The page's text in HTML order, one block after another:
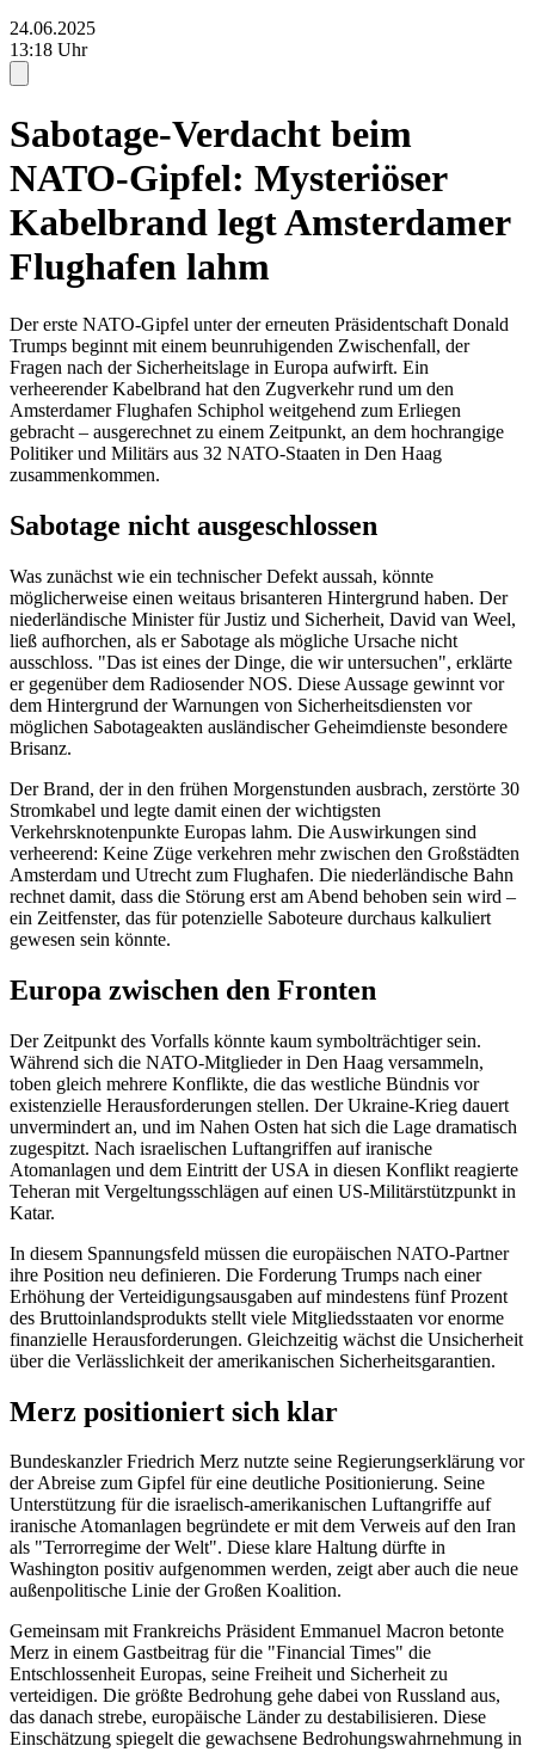
24.06.2025
13:18 Uhr
Sabotage-Verdacht beim
NATO-Gipfel: Mysteriöser
Kabelbrand legt Amsterdamer
Flughafen lahm
Der erste NATO-Gipfel unter der erneuten Präsidentschaft Donald
Trumps beginnt mit einem beunruhigenden Zwischenfall, der
Fragen nach der Sicherheitslage in Europa aufwirft. Ein
verheerender Kabelbrand hat den Zugverkehr rund um den
Amsterdamer Flughafen Schiphol weitgehend zum Erliegen
gebracht – ausgerechnet zu einem Zeitpunkt, an dem hochrangige
Politiker und Militärs aus 32 NATO-Staaten in Den Haag
zusammenkommen.
Sabotage nicht ausgeschlossen
Was zunächst wie ein technischer Defekt aussah, könnte
möglicherweise einen weitaus brisanteren Hintergrund haben. Der
niederländische Minister für Justiz und Sicherheit, David van Weel,
ließ aufhorchen, als er Sabotage als mögliche Ursache nicht
ausschloss. "Das ist eines der Dinge, die wir untersuchen", erklärte
er gegenüber dem Radiosender NOS. Diese Aussage gewinnt vor
dem Hintergrund der Warnungen von Sicherheitsdiensten vor
möglichen Sabotageakten ausländischer Geheimdienste besondere
Brisanz.
Der Brand, der in den frühen Morgenstunden ausbrach, zerstörte 30
Stromkabel und legte damit einen der wichtigsten
Verkehrsknotenpunkte Europas lahm. Die Auswirkungen sind
verheerend: Keine Züge verkehren mehr zwischen den Großstädten
Amsterdam und Utrecht zum Flughafen. Die niederländische Bahn
rechnet damit, dass die Störung erst am Abend behoben sein wird –
ein Zeitfenster, das für potenzielle Saboteure durchaus kalkuliert
gewesen sein könnte.
Europa zwischen den Fronten
Der Zeitpunkt des Vorfalls könnte kaum symbolträchtiger sein.
Während sich die NATO-Mitglieder in Den Haag versammeln,
toben gleich mehrere Konflikte, die das westliche Bündnis vor
existenzielle Herausforderungen stellen. Der Ukraine-Krieg dauert
unvermindert an, und im Nahen Osten hat sich die Lage dramatisch
zugespitzt. Nach israelischen Luftangriffen auf iranische
Atomanlagen und dem Eintritt der USA in diesen Konflikt reagierte
Teheran mit Vergeltungsschlägen auf einen US-Militärstützpunkt in
Katar.
In diesem Spannungsfeld müssen die europäischen NATO-Partner
ihre Position neu definieren. Die Forderung Trumps nach einer
Erhöhung der Verteidigungsausgaben auf mindestens fünf Prozent
des Bruttoinlandsprodukts stellt viele Mitgliedsstaaten vor enorme
finanzielle Herausforderungen. Gleichzeitig wächst die Unsicherheit
über die Verlässlichkeit der amerikanischen Sicherheitsgarantien.
Merz positioniert sich klar
Bundeskanzler Friedrich Merz nutzte seine Regierungserklärung vor
der Abreise zum Gipfel für eine deutliche Positionierung. Seine
Unterstützung für die israelisch-amerikanischen Luftangriffe auf
iranische Atomanlagen begründete er mit dem Verweis auf den Iran
als "Terrorregime der Welt". Diese klare Haltung dürfte in
Washington positiv aufgenommen werden, zeigt aber auch die neue
außenpolitische Linie der Großen Koalition.
Gemeinsam mit Frankreichs Präsident Emmanuel Macron betonte
Merz in einem Gastbeitrag für die "Financial Times" die
Entschlossenheit Europas, seine Freiheit und Sicherheit zu
verteidigen. Die größte Bedrohung gehe dabei von Russland aus,
das danach strebe, europäische Länder zu destabilisieren. Diese
Einschätzung spiegelt die gewachsene Bedrohungswahrnehmung in